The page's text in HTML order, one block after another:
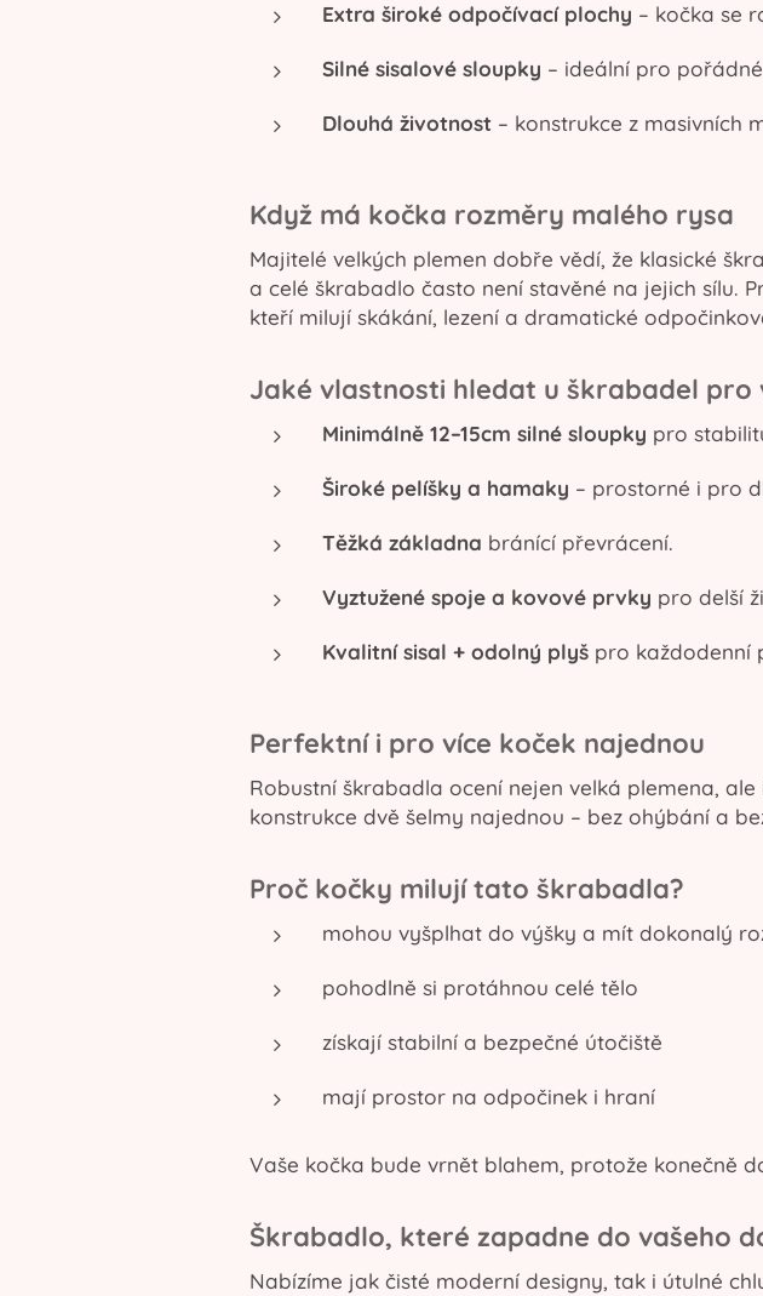
Extra široké odpočívací plochy – kočka se
Silné sisalové sloupky – ideální pro
Dlouhá životnost – konstrukce z masivních
Když má kočka rozměry malého rysa
Majitelé velkých plemen dobře vědí, že klasické
a celé škrabadlo často není stavěné na jejich sílu.
kteří milují skákání, lezení a dramatické
Jaké vlastnosti hledat u škrabadel pro
Minimálně 12–15cm silné sloupky pro
Široké pelíšky a hamaky – prostorné i pro
Těžká základna bránící převrácení.
Vyztužené spoje a kovové prvky pro delší
Kvalitní sisal + odolný plyšpro každodenní
Perfektní i pro více koček najednou
Robustní škrabadla ocení nejen velká plemena,
konstrukce dvě šelmy najednou – bez ohýbání a
Proč kočky milují tato škrabadla?
mohou vyšplhat do výšky a mít dokonalý
pohodlně si protáhnou celé tělo
získají stabilní a bezpečné útočiště
mají prostor na odpočinek i hraní
Vaše kočka bude vrnět blahem, protože konečně
Škrabadlo, které zapadne do vašeho
Nabízíme jak čisté moderní designy, tak i útulné